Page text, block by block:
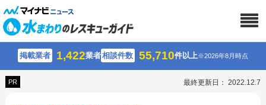
掲載業者 1,422業者相談件数 55,710件以上※2026年8月時点
PR 最終更新日： 2022.12.7